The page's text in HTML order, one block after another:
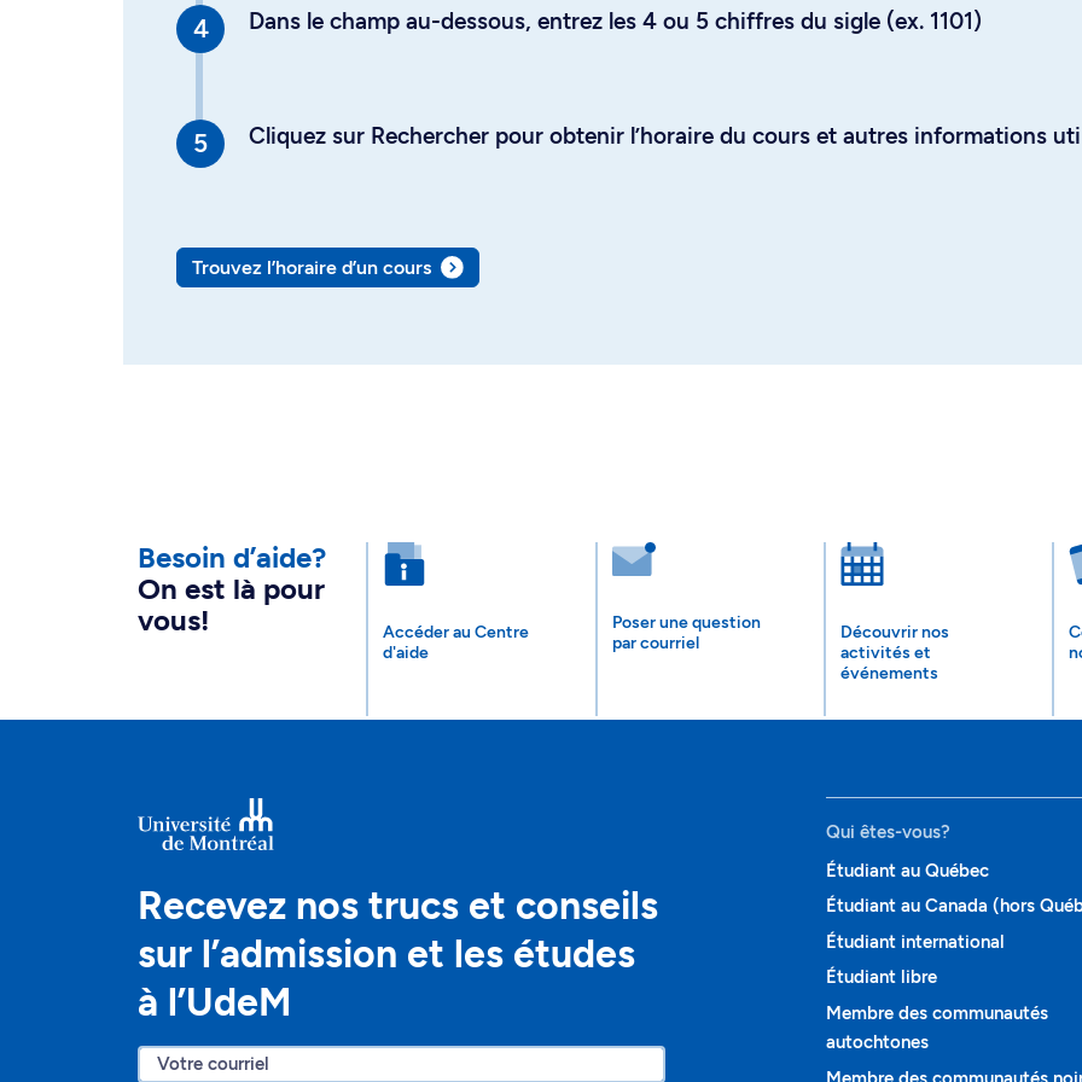
Dans le champ au-dessous, entrez les 4 ou 5 chiffres du sigle (ex. 1101)
Cliquez sur Rechercher pour obtenir l’horaire du cours et autres informations
Trouvez l’horaire d’un cours
Besoin d’aide?
On est là pour
vous!
Accéder au Centre
d'aide
Poser une question
par courriel
Découvrir nos
activités et
événements
Recevez nos trucs et conseils
sur l’admission et les études
à l’UdeM
Qui êtes-vous?
Étudiant au Québec
Étudiant au Canada (hors
Étudiant international
Étudiant libre
Membre des communautés
autochtones